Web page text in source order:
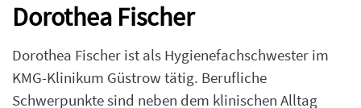
Dorothea Fischer
Dorothea Fischer ist als Hygienefachschwester im
KMG-Klinikum Güstrow tätig. Berufliche
Schwerpunkte sind neben dem klinischen Alltag